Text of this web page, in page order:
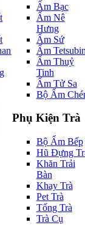
Ấm Bạc
Ấm Nê
Hưng
Ấm Sứ
Ấm
Ấm Thuỷ
Tinh
Ấm Tử Sa
Bộ Ấm
Phụ Kiện Trà
Bộ Ấm Bếp
Hũ Đựng
Khăn Trải
Bàn
Khay Trà
Pet Trà
Tống Trà
Trà Cụ